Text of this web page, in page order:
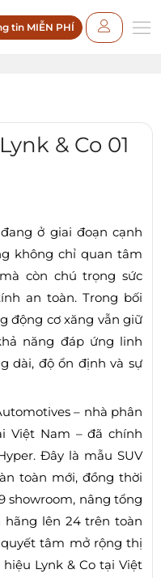
tin MIỄN PHÍ
& Co 01
ở giai đoạn cạnh
không chỉ quan tâm
còn chú trọng sức
an toàn. Trong bối
động cơ xăng vẫn giữ
năng đáp ứng linh
dài, độ ổn định và sự
– nhà phân
Việt Nam – đã chính
Đây là mẫu SUV
toàn mới, đồng thời
showroom, nâng tổng
hãng lên 24 trên toàn
tâm mở rộng thị
Lynk & Co tại Việt